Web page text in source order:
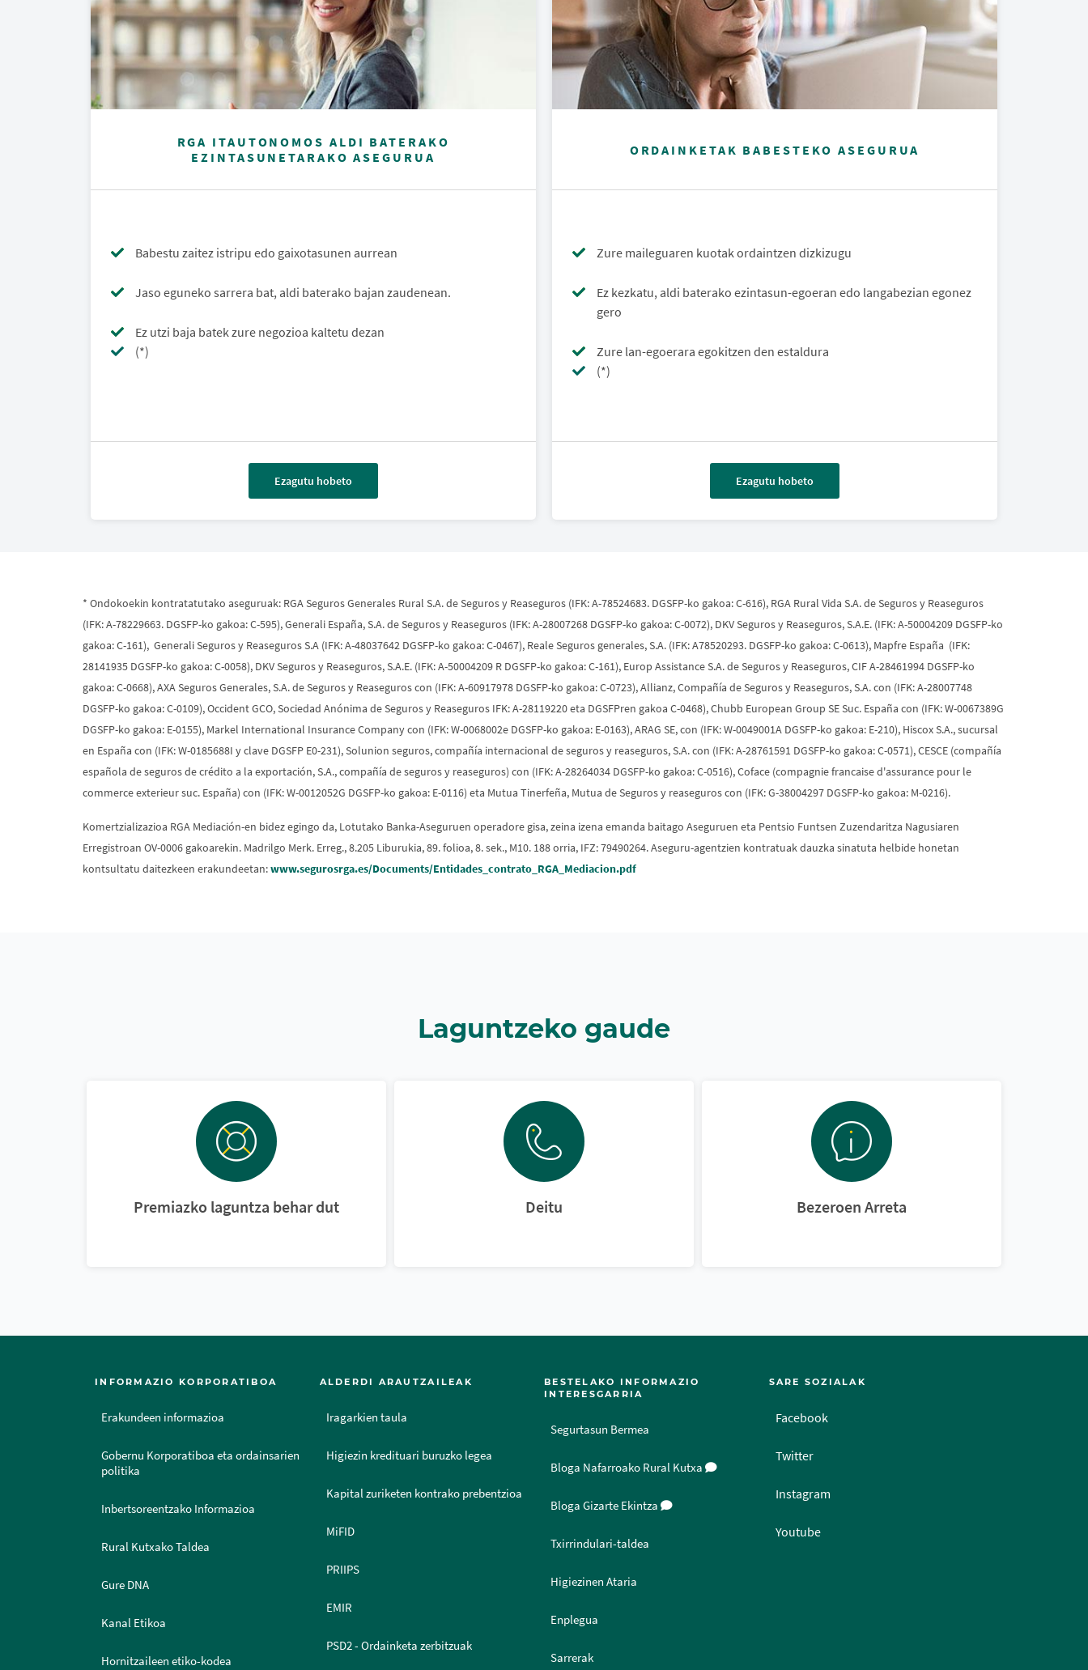
RGA ITAUTONOMOS ALDI BATERAKO
EZINTASUNETARAKO ASEGURUA
Babestu zaitez istripu edo gaixotasunen aurrean
Jaso eguneko sarrera bat, aldi baterako bajan zaudenean.
Ez utzi baja batek zure negozioa kaltetu dezan
(*)
Ezagutu hobeto
ORDAINKETAK BABESTEKO ASEGURUA
Zure maileguaren kuotak ordaintzen dizkizugu
Ez kezkatu, aldi baterako ezintasun-egoeran edo langabezian egonez
gero
Zure lan-egoerara egokitzen den estaldura
(*)
Ezagutu hobeto
* Ondokoekin kontratatutako aseguruak: RGA Seguros Generales Rural S.A. de Seguros y Reaseguros (IFK: A-78524683. DGSFP-ko gakoa: C-616), RGA Rural Vida S.A. de Seguros y Reaseguros
(IFK: A-78229663. DGSFP-ko gakoa: C-595), Generali España, S.A. de Seguros y Reaseguros (IFK: A-28007268 DGSFP-ko gakoa: C-0072), DKV Seguros y Reaseguros, S.A.E. (IFK: A-50004209 DGSFP-ko
gakoa: C-161), Generali Seguros y Reaseguros S.A (IFK: A-48037642 DGSFP-ko gakoa: C-0467), Reale Seguros generales, S.A. (IFK: A78520293. DGSFP-ko gakoa: C-0613), Mapfre España (IFK:
28141935 DGSFP-ko gakoa: C-0058), DKV Seguros y Reaseguros, S.A.E. (IFK: A-50004209 R DGSFP-ko gakoa: C-161), Europ Assistance S.A. de Seguros y Reaseguros, CIF A-28461994 DGSFP-ko
gakoa: C-0668), AXA Seguros Generales, S.A. de Seguros y Reaseguros con (IFK: A-60917978 DGSFP-ko gakoa: C-0723), Allianz, Compañía de Seguros y Reaseguros, S.A. con (IFK: A-28007748
DGSFP-ko gakoa: C-0109), Occident GCO, Sociedad Anónima de Seguros y Reaseguros IFK: A-28119220 eta DGSFPren gakoa C-0468), Chubb European Group SE Suc. España con (IFK: W-0067389G
DGSFP-ko gakoa: E-0155), Markel International Insurance Company con (IFK: W-0068002e DGSFP-ko gakoa: E-0163), ARAG SE, con (IFK: W-0049001A DGSFP-ko gakoa: E-210), Hiscox S.A., sucursal
en España con (IFK: W-0185688I y clave DGSFP E0-231), Solunion seguros, compañía internacional de seguros y reaseguros, S.A. con (IFK: A-28761591 DGSFP-ko gakoa: C-0571), CESCE (compañía
española de seguros de crédito a la exportación, S.A., compañía de seguros y reaseguros) con (IFK: A-28264034 DGSFP-ko gakoa: C-0516), Coface (compagnie francaise d'assurance pour le
commerce exterieur suc. España) con (IFK: W-0012052G DGSFP-ko gakoa: E-0116) eta Mutua Tinerfeña, Mutua de Seguros y reaseguros con (IFK: G-38004297 DGSFP-ko gakoa: M-0216).
Komertzializazioa RGA Mediación-en bidez egingo da, Lotutako Banka-Aseguruen operadore gisa, zeina izena emanda baitago Aseguruen eta Pentsio Funtsen Zuzendaritza Nagusiaren
Erregistroan OV-0006 gakoarekin. Madrilgo Merk. Erreg., 8.205 Liburukia, 89. folioa, 8. sek., M10. 188 orria, IFZ: 79490264. Aseguru-agentzien kontratuak dauzka sinatuta helbide honetan
kontsultatu daitezkeen erakundeetan:www.segurosrga.es/Documents/Entidades_contrato_RGA_Mediacion.pdf
Laguntzeko gaude
Premiazko laguntza behar dut Deitu Bezeroen Arreta
INFORMAZIO KORPORATIBOA
Erakundeen informazioa
Gobernu Korporatiboa eta ordainsarien
politika
Inbertsoreentzako Informazioa
Rural Kutxako Taldea
Gure DNA
Kanal Etikoa
Hornitzaileen etiko-kodea
ALDERDI ARAUTZAILEAK
Iragarkien taula
Higiezin kredituari buruzko legea
Kapital zuriketen kontrako prebentzioa
MiFID
PRIIPS
EMIR
PSD2 - Ordainketa zerbitzuak
BESTELAKO INFORMAZIO
INTERESGARRIA
Segurtasun Bermea
Bloga Nafarroako Rural Kutxa
Bloga Gizarte Ekintza
Txirrindulari-taldea
Higiezinen Ataria
Enplegua
Sarrerak
SARE SOZIALAK
Facebook
Twitter
Instagram
Youtube